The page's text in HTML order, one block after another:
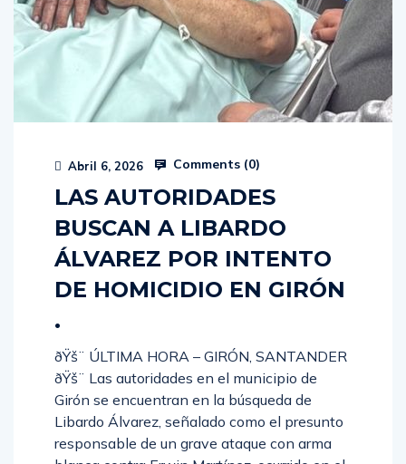
Abril 6, 2026 Comments (0)
LAS AUTORIDADES
BUSCAN A LIBARDO
ÁLVAREZ POR INTENTO
DE HOMICIDIO EN GIRÓN
.
ðŸš¨ ÚLTIMA HORA – GIRÓN, SANTANDER
ðŸš¨ Las autoridades en el municipio de
Girón se encuentran en la búsqueda de
Libardo Álvarez, señalado como el presunto
responsable de un grave ataque con arma